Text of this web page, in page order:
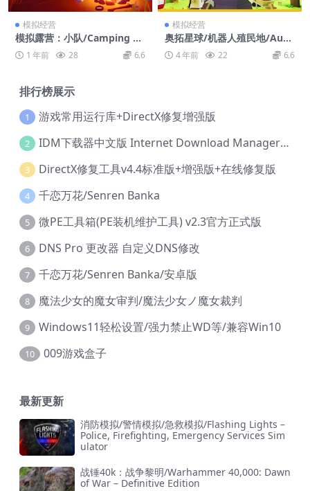
模拟经营
模拟露营：小队/Camping Si
mulator: The Squad
1 年前 28 6.6
模拟经营
奥拓星球/机器人殖民地/Auto
nauts4 年前 22 6.6
排行榜展示
1 游戏常用运行库+DirectX修复增强版
2 IDM下载器中文版 Internet Download Manager v6.42.36 IDM
3 DirectX修复工具v4.4标准版+增强版+在线修复版
4 千恋万花/Senren Banka
5 微PE工具箱(PE装机维护工具) v2.3官方正式版
6 DNS Pro 更改器 自定义DNS修改
7 千恋万花/Senren Banka/安卓版
8 魔法少女的魔女审判/魔法少女ノ魔女裁判
9 Windows11轻松设置/强力禁止WD等/兼容Win10
10 009游戏盒子
最新更新
消防模拟/警情模拟/急救模拟/Flashing Lights –
Police, Firefighting, Emergency Services Sim
ulator
战锤40k：战争黎明/Warhammer 40,000: Dawn
of War – Definitive Edition